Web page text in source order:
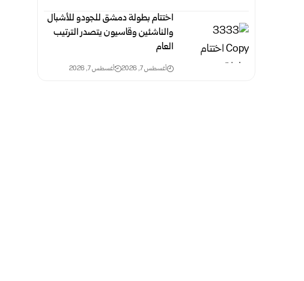
اختتام بطولة دمشق للجودو للأشبال
والناشئين وقاسيون يتصدر الترتيب
العام
أغسطس 7, 2026 أغسطس 7, 2026